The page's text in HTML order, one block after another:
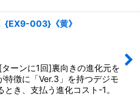
{EX9-003}《黄》
ーンに1回]裏向きの進化元を
特徴に「Ver.3」を持つデジモ
とき、支払う進化コスト-1。